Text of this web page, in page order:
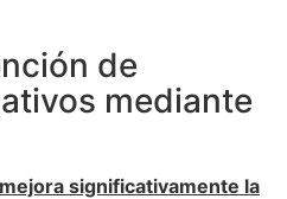
de
mediante
mejora significativamente la